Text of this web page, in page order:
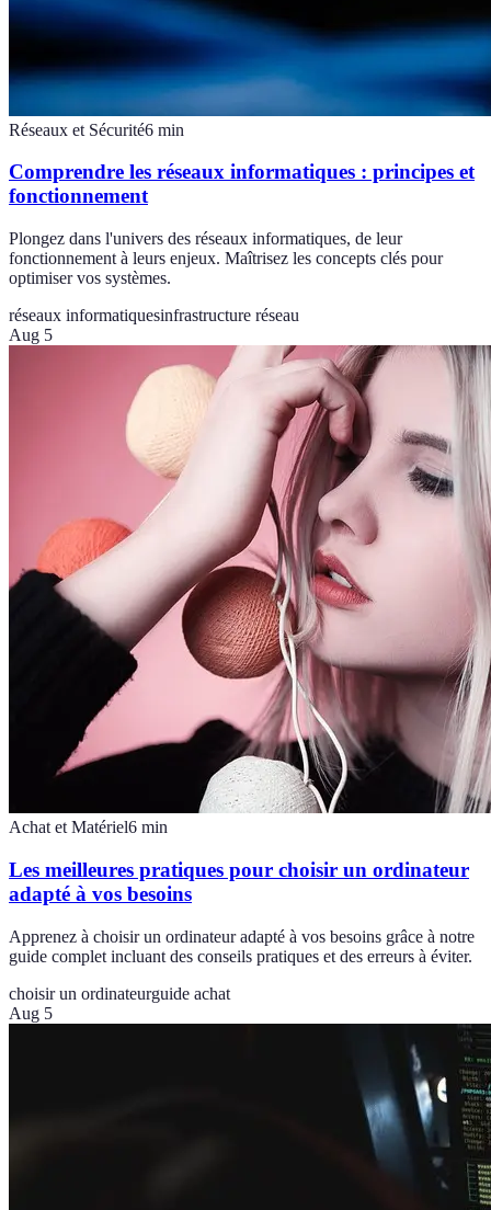
Réseaux et Sécurité6 min
Comprendre les réseaux informatiques : principes et
fonctionnement
Plongez dans l'univers des réseaux informatiques, de leur
fonctionnement à leurs enjeux. Maîtrisez les concepts clés pour
optimiser vos systèmes.
réseaux informatiquesinfrastructure réseau
Aug 5
Achat et Matériel6 min
Les meilleures pratiques pour choisir un ordinateur
adapté à vos besoins
Apprenez à choisir un ordinateur adapté à vos besoins grâce à notre
guide complet incluant des conseils pratiques et des erreurs à éviter.
choisir un ordinateurguide achat
Aug 5